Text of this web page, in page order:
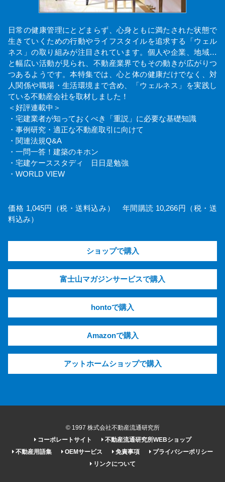
日常の健康管理にとどまらず、心身ともに満たされた状態で
生きていくための行動やライフスタイルを追求する「ウェル
ネス」の取り組みが注目されています。個人や企業、地域…
と幅広い活動が見られ、不動産業界でもその動きが広がりつ
つあるようです。本特集では、心と体の健康だけでなく、対
人関係や職場・生活環境まで含め、「ウェルネス」を実践し
ている不動産会社を取材しました！
＜好評連載中＞
・宅建業者が知っておくべき「重説」に必要な基礎知識
・事例研究・適正な不動産取引に向けて
・関連法規Q&A
・一問一答！建築のキホン
・宅建ケーススタディ 日日是勉強
・WORLD VIEW
価格 1,045円（税・送料込み） 年間購読 10,266円（税・送
料込み）
ショップで購入
富士山マガジンサービスで購入
hontoで購入
Amazonで購入
アットホームショップで購入
© 1997 株式会社不動産流通研究所
コーポレートサイト
不動産流通研究所WEBショップ
不動産用語集
OEMサービス 免責事項
プライバシーポリシー
リンクについて